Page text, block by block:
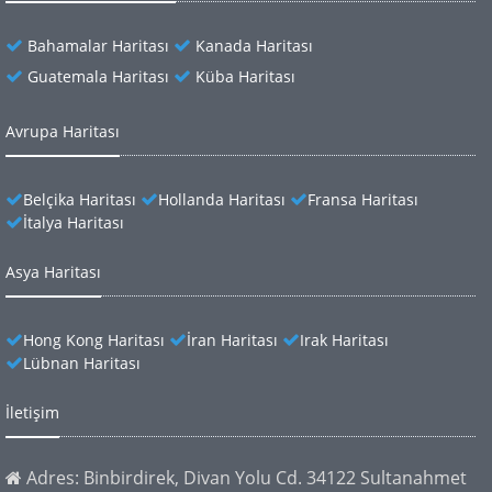
Bahamalar Haritası
Kanada Haritası
Guatemala Haritası
Küba Haritası
Avrupa Haritası
Belçika Haritası Hollanda Haritası
Fransa Haritası
İtalya Haritası
Asya Haritası
Hong Kong Haritası İran Haritası
Irak Haritası
Lübnan Haritası
İletişim
Adres: Binbirdirek, Divan Yolu Cd. 34122 Sultanahmet